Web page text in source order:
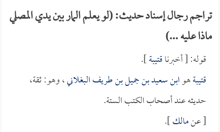
تراجم رجال إسناد حديث: (لو يعلم المار بين يدي المصلي
ماذا عليه ...)
قوله: [ أخبرناقتيبة].
قتيبةهوابن سعيد بن جميل بن طريف البغلاني، وهو: ثقة،
حديثه عند أصحاب الكتب الستة.
[ عنمالك].